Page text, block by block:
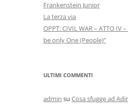
Frankenstein Junior
La terza via
OPPT: CIVIL WAR – ATTO IV
be only One (People)”
ULTIMI COMMENTI
admin su Cosa sfugge ad